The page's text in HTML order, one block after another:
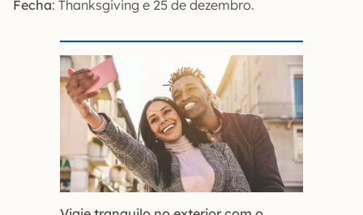
Fecha: Thanksgiving e 25 de dezembro.